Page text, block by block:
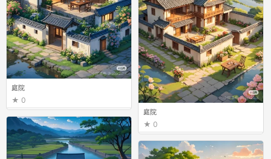
庭院
0
庭院
0